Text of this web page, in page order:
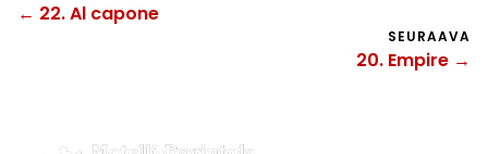
← 22. Al capone
SEURAAVA
20. Empire →